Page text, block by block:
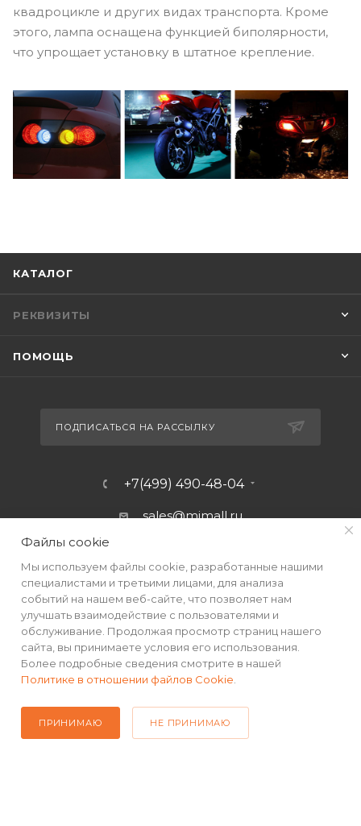
квадроцикле и других видах транспорта. Кроме
этого, лампа оснащена функцией биполярности,
что упрощает установку в штатное крепление.
КАТАЛОГ
РЕКВИЗИТЫ
ПОМОЩЬ
ПОДПИСАТЬСЯ НА РАССЫЛКУ
+7(499) 490-48-04
sales@mimall.ru
ТЦ «Савеловский», мобильный
ряд, павильон Л153 ул. Сущевский
Вал, д. 5, стр. 12
Файлы cookie
Мы используем файлы cookie, разработанные нашими
специалистами и третьими лицами, для анализа
событий на нашем веб-сайте, что позволяет нам
улучшать взаимодействие с пользователями и
обслуживание. Продолжая просмотр страниц нашего
сайта, вы принимаете условия его использования.
Более подробные сведения смотрите в нашей
Политике в отношении файлов Cookie
ПРИНИМАЮ НЕ ПРИНИМАЮ